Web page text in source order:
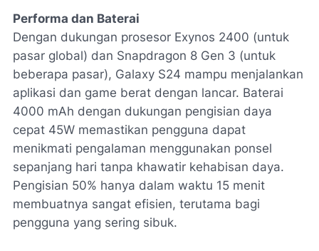
Performa dan Baterai
Dengan dukungan prosesor Exynos 2400 (untuk
pasar global) dan Snapdragon 8 Gen 3 (untuk
beberapa pasar), Galaxy S24 mampu menjalankan
aplikasi dan game berat dengan lancar. Baterai
4000 mAh dengan dukungan pengisian daya
cepat 45W memastikan pengguna dapat
menikmati pengalaman menggunakan ponsel
sepanjang hari tanpa khawatir kehabisan daya.
Pengisian 50% hanya dalam waktu 15 menit
membuatnya sangat efisien, terutama bagi
pengguna yang sering sibuk.